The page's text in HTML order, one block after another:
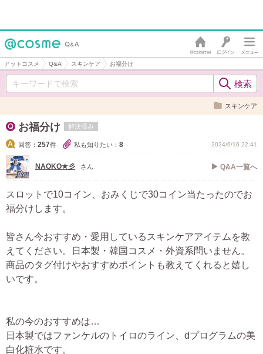
アットコスメ Q&A スキンケア お福分け
スキンケア
お福分け 解決済み
回答： 257件 私も知りたい： 8 2024/6/16 22:41
NAOKO★彡 さん Q&A一覧へ
スロットで10コイン、おみくじで30コイン当たったのでお
福分けします。
皆さん今おすすめ・愛用しているスキンケアアイテムを教
えてください。日本製・韓国コスメ・外資系問いません。
商品のタグ付けやおすすめポイントも教えてくれると嬉し
いです。
私の今のおすすめは…
日本製ではファンケルのトイロのライン、dプログラムの美
白化粧水です。